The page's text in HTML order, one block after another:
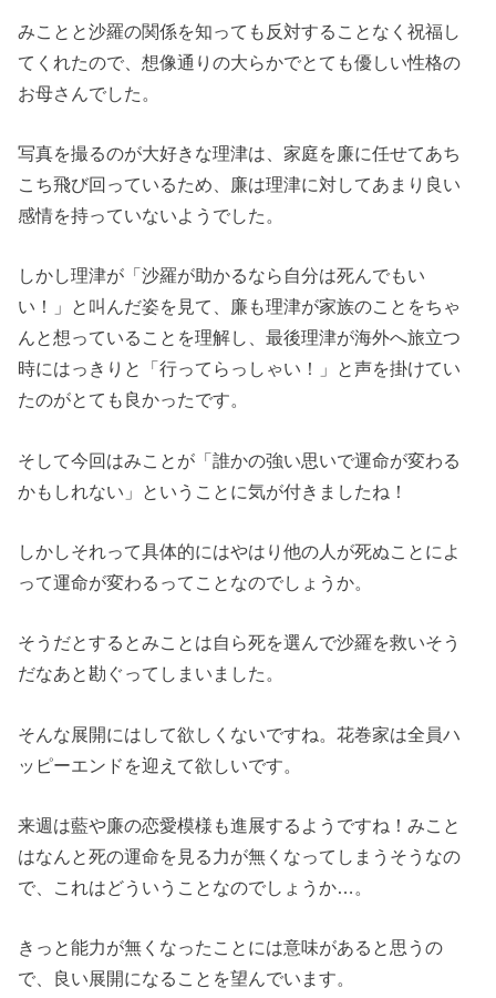
みことと沙羅の関係を知っても反対することなく祝福し
てくれたので、想像通りの大らかでとても優しい性格の
お母さんでした。
写真を撮るのが大好きな理津は、家庭を廉に任せてあち
こち飛び回っているため、廉は理津に対してあまり良い
感情を持っていないようでした。
しかし理津が「沙羅が助かるなら自分は死んでもい
い！」と叫んだ姿を見て、廉も理津が家族のことをちゃ
んと想っていることを理解し、最後理津が海外へ旅立つ
時にはっきりと「行ってらっしゃい！」と声を掛けてい
たのがとても良かったです。
そして今回はみことが「誰かの強い思いで運命が変わる
かもしれない」ということに気が付きましたね！
しかしそれって具体的にはやはり他の人が死ぬことによ
って運命が変わるってことなのでしょうか。
そうだとするとみことは自ら死を選んで沙羅を救いそう
だなあと勘ぐってしまいました。
そんな展開にはして欲しくないですね。花巻家は全員ハ
ッピーエンドを迎えて欲しいです。
来週は藍や廉の恋愛模様も進展するようですね！みこと
はなんと死の運命を見る力が無くなってしまうそうなの
で、これはどういうことなのでしょうか…。
きっと能力が無くなったことには意味があると思うの
で、良い展開になることを望んでいます。